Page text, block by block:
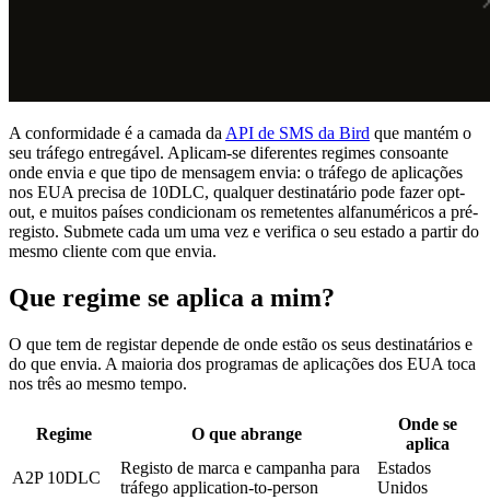
A conformidade é a camada da API de SMS da Bird que mantém o
seu tráfego entregável. Aplicam-se diferentes regimes consoante
onde envia e que tipo de mensagem envia: o tráfego de aplicações
nos EUA precisa de 10DLC, qualquer destinatário pode fazer opt-
out, e muitos países condicionam os remetentes alfanuméricos a pré-
registo. Submete cada um uma vez e verifica o seu estado a partir do
mesmo cliente com que envia.
Que regime se aplica a mim?
O que tem de registar depende de onde estão os seus destinatários e
do que envia. A maioria dos programas de aplicações dos EUA toca
nos três ao mesmo tempo.
Regime O que abrange
Onde se
aplica
A2P 10DLC
Registo de marca e campanha para
tráfego application-to-person
Estados
Unidos